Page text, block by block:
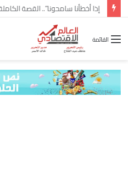
القائمة